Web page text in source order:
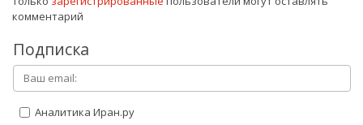
комментарий
Подписка
Аналитика Иран.ру